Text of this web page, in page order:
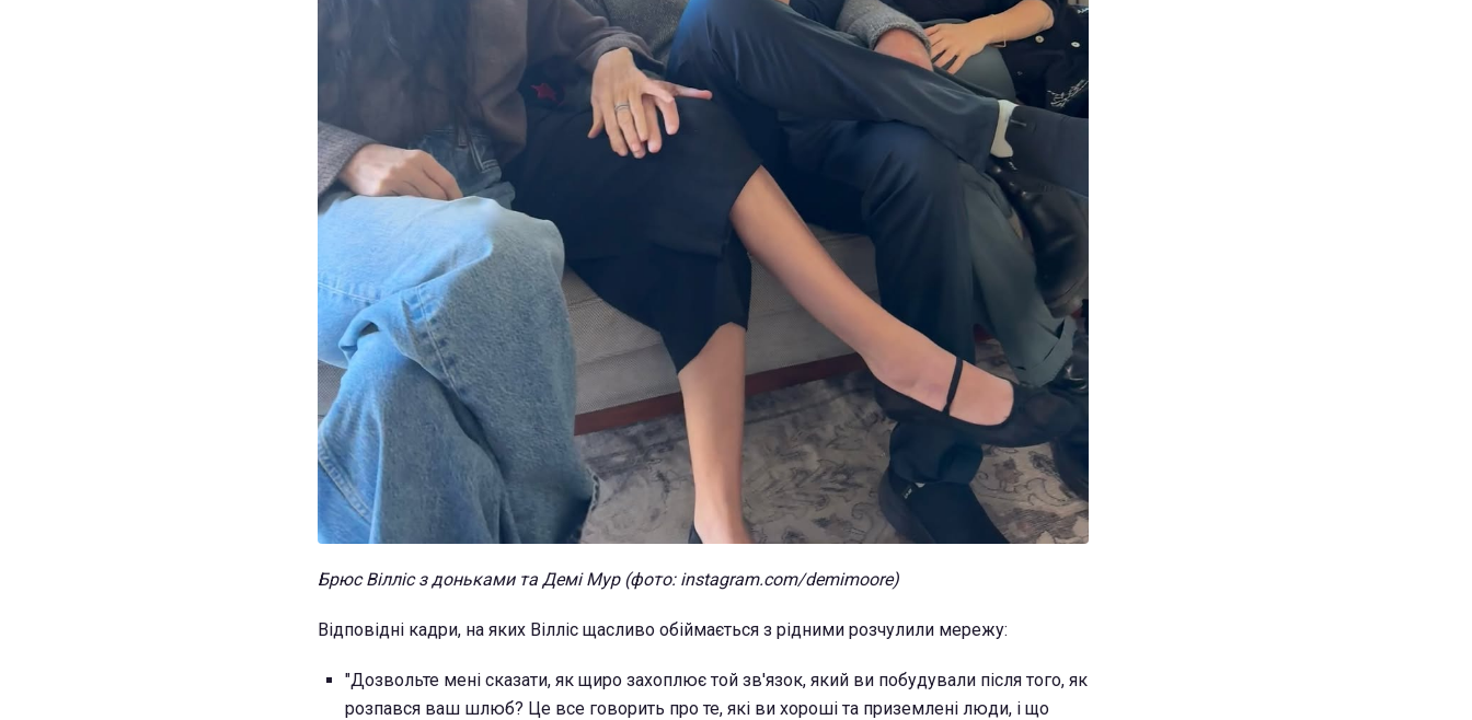
Брюс Вілліс з доньками та Демі Мур (фото: instagram.com/demimoore)
Відповідні кадри, на яких Вілліс щасливо обіймається з рідними розчулили мережу:
"Дозвольте мені сказати, як щиро захоплює той зв'язок, який ви побудували після того, як
розпався ваш шлюб? Це все говорить про те, які ви хороші та приземлені люди, і що